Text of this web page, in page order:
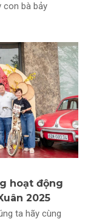
con bà bảy
hoạt động
2025
ta hãy cùng